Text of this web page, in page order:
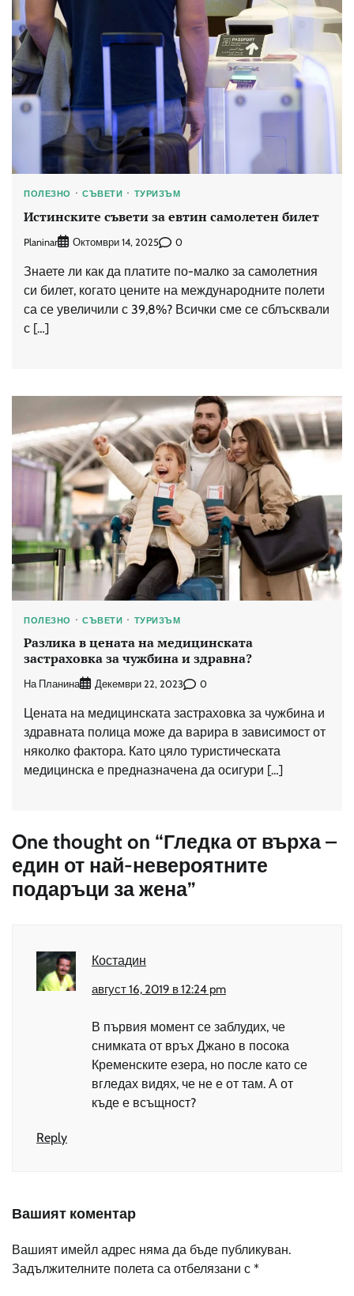
ПОЛЕЗНО СЪВЕТИ ТУРИЗЪМ
Истинските съвети за евтин самолетен билет
Planinar Октомври 14, 2025 0
Знаете ли как да платите по-малко за самолетния
си билет, когато цените на международните полети
са се увеличили с 39,8%? Всички сме се сблъсквали
с […]
ПОЛЕЗНО СЪВЕТИ ТУРИЗЪМ
Разлика в цената на медицинската
застраховка за чужбина и здравна?
На Планина Декември 22, 2023 0
Цената на медицинската застраховка за чужбина и
здравната полица може да варира в зависимост от
няколко фактора. Като цяло туристическата
медицинска е предназначена да осигури […]
One thought on “Гледка от върха –
един от най-невероятните
подаръци за жена”
Костадин
август 16, 2019 в 12:24 pm
В първия момент се заблудих, че
снимката от връх Джано в посока
Кременските езера, но после като се
вгледах видях, че не е от там. А от
къде е всъщност?
Reply
Вашият коментар
Вашият имейл адрес няма да бъде публикуван.
Задължителните полета са отбелязани с *